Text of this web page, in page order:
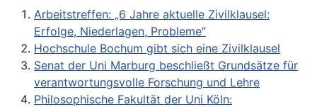
Arbeitstreffen: „6 Jahre aktuelle Zivilklausel:
Erfolge, Niederlagen, Probleme“
Hochschule Bochum gibt sich eine Zivilklausel
Senat der Uni Marburg beschließt Grundsätze für
verantwortungsvolle Forschung und Lehre
Philosophische Fakultät der Uni Köln: